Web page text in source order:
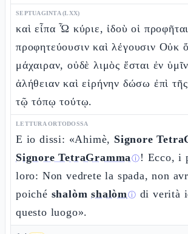
SEPTUAGINTA (LXX)
καὶ εἶπα Ὦ κύριε, ἰδοὺ οἱ
προφητεύουσιν καὶ λέγουσιν Οὐκ
μάχαιραν, οὐδὲ λιμὸς ἔσται ἐν
ἀλήθειαν καὶ εἰρήνην δώσω ἐπὶ
τῷ τόπῳ τούτῳ.
LETTURA ORTODOSSA
E io dissi: «Ahimè, Signore
Signore TetraGrammaⓘ ! Ecco, i
loro: Non vedrete la spada, non
poiché shalòm shalòmⓘ di verità
questo luogo».